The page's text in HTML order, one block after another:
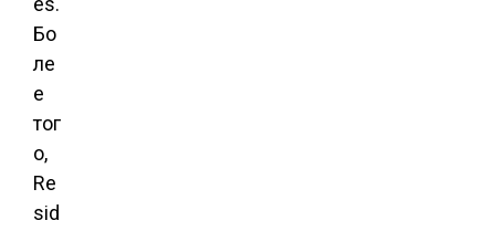
Бо
ле
е
тог
о,
Re
sid